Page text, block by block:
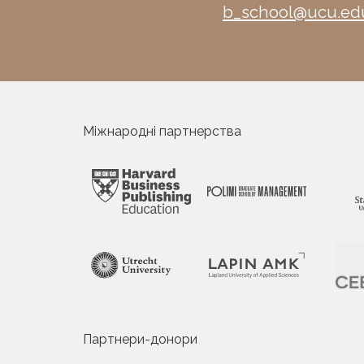
Міжнародні партнерства
Партнери-донори